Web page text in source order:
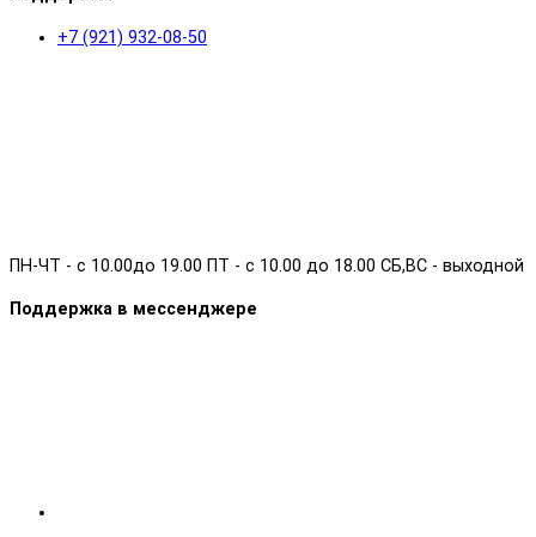
+7 (921) 932-08-50
ПН-ЧТ - с 10.00до 19.00 ПТ - с 10.00 до 18.00 СБ,ВС - выходной
Поддержка в мессенджере